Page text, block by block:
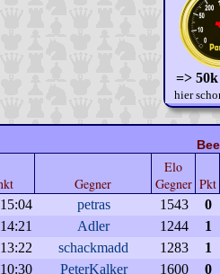
=>
hier
Gegner
Elo
Gegner Pkt
petras 1543
0
Adler 1244
1
schackmadd 1283
1
PeterKalker 1600
0